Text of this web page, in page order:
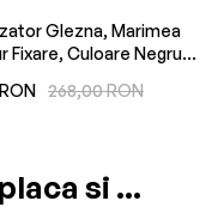
Glezna, Marimea
Fixare, Culoare Negru,
268,00 RON
si ...